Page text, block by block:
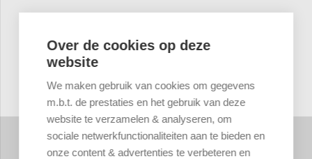
Over de cookies op deze
website
We maken gebruik van cookies om gegevens
m.b.t. de prestaties en het gebruik van deze
website te verzamelen & analyseren, om
sociale netwerkfunctionaliteiten aan te bieden en
onze content & advertenties te verbeteren en